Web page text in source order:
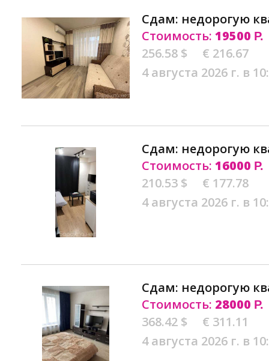
Сдам: недорогую
Стоимость: 19500 Р.
256.58 $
€ 216.67
4 августа 2026 г. в
Сдам: недорогую
Стоимость: 16000 Р.
210.53 $
€ 177.78
4 августа 2026 г. в
Сдам: недорогую
Стоимость: 28000 Р.
368.42 $
€ 311.11
4 августа 2026 г. в